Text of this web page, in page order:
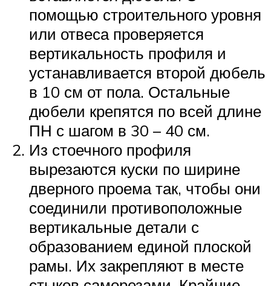
помощью строительного уровня
или отвеса проверяется
вертикальность профиля и
устанавливается второй дюбель
в 10 см от пола. Остальные
дюбели крепятся по всей длине
ПН с шагом в 30 – 40 см.
Из стоечного профиля
вырезаются куски по ширине
дверного проема так, чтобы они
соединили противоположные
вертикальные детали с
образованием единой плоской
рамы. Их закрепляют в месте